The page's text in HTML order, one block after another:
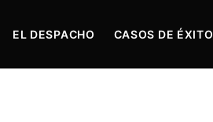
EL DESPACHO CASOS DE ÉXITO